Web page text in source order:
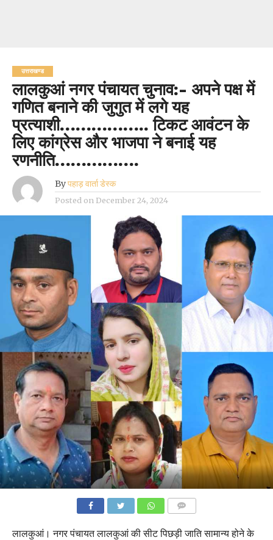
उत्तराखण्ड
लालकुआं नगर पंचायत चुनाव:- अपने पक्ष में
गणित बनाने की जुगुत में लगे यह
प्रत्याशी…………….. टिकट आवंटन के
लिए कांग्रेस और भाजपा ने बनाई यह
रणनीति…………….
Byपहाड़ वार्ता डेस्क
Posted on December 24, 2024
लालकुआं। नगर पंचायत लालकुआं की सीट पिछड़ी जाति सामान्य होने के